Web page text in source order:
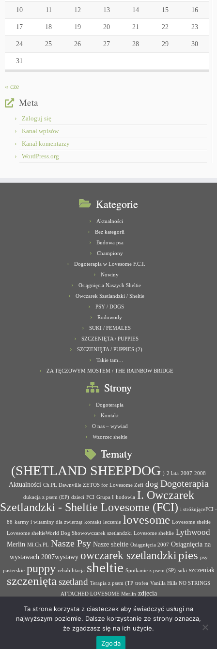
10 11 12 13 14 15 16
17 18 19 20 21 22 23
24 25 26 27 28 29 30
31
« cze
Meta
Zaloguj się
Kanał wpisów
Kanał komentarzy
WordPress.org
Kategorie
Aktualności
Bez kategorii
Budowa psa
Championy
Dogoterapia w Lovesome F.C.I.
Nowiny
Osiągnięcia Naszych Sheltie
Owczarek Szetlandzki / Sheltie
PSY / DOGS
Rodowody
SUKI / FEMALES
SZCZENIĘTA / PUPPIES
SZCZENIĘTA / PUPPIES (2)
Takie tam…
ZA TĘCZOWYM MOSTEM / THE RAINBOW BRIDGE
Strony
Dogoterapia
Kontakt
O nas – wywiad
Wzorzec sheltie
Tematy
(SHETLAND SHEEPDOG ) 2 lata 2007 2008
Aktualności Ch.PL Dawnville ZETOS for Lovesome Zefi dog Dogoterapia
dukacja z psem (EP) dzieci FCI Grupa I hodowla I. Owczarek
Szetlandzki - Sheltie Lovesome (FCI) i stróżująceFCI -
88 karmy i witaminy dla zwierząt kontakt leczenie lovesome Lovesome sheltie
Lovesome sheltieWorld Dog Showowczarek szetlandzki Lovesome sheltlie Lythwood
Merlin Mł.Ch.PL Nasze Psy Nasze sheltie Osiągnięcia 2007 Osiągnięcia na
wystawach 2007wystawy owczarek szetlandzkipies psy
pasterskie puppy rehabilitacja sheltie Spotkanie z psem (SP) suki szczeniak
szczenięta szetland Terapia z psem (TP trofea Vanilla Hills NO STRINGS
ATTACHED LOVESOME Merlin zdjęcia
Designed with theCustomizr theme
Ta strona korzysta z ciasteczek aby świadczyć usługi na
najwyższym poziomie. Dalsze korzystanie ze strony oznacza,
że zgadzasz się na ich użycie.
Zgoda